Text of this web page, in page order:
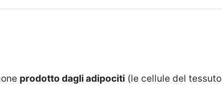
prodotto dagli adipociti (le cellule del tessuto